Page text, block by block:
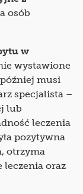
osób
w
wystawione
musi
specjalista –
lub
leczenia
pozytywna
otrzyma
leczenia oraz